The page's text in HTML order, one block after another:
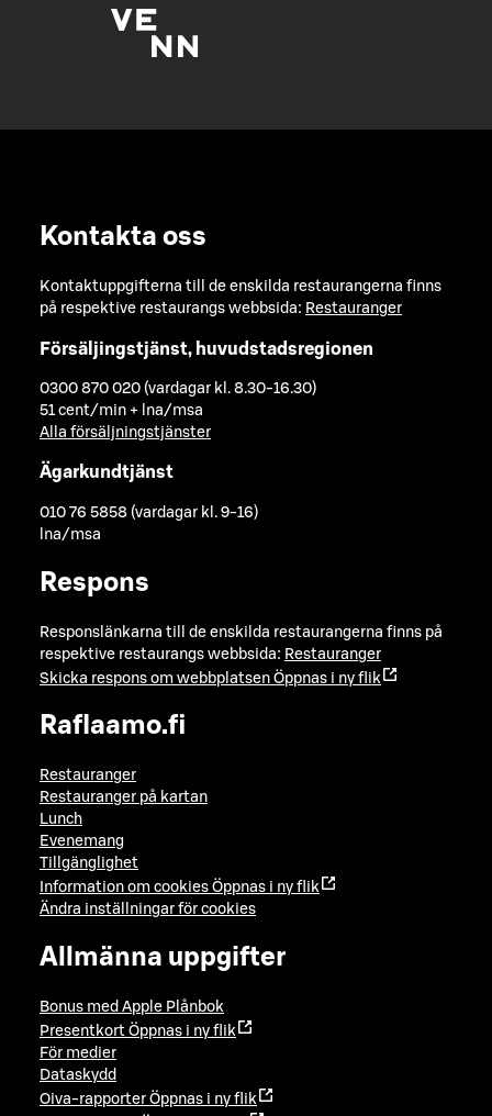
Kontakta oss
Kontaktuppgifterna till de enskilda restaurangerna finns
på respektive restaurangs webbsida: Restauranger
Försäljingstjänst, huvudstadsregionen
0300 870 020 (vardagar kl. 8.30-16.30)
51 cent/min + lna/msa
Alla försäljningstjänster
Ägarkundtjänst
010 76 5858 (vardagar kl. 9-16)
lna/msa
Respons
Responslänkarna till de enskilda restaurangerna finns på
respektive restaurangs webbsida: Restauranger
Skicka respons om webbplatsen Öppnas i ny flik
Raflaamo.fi
Restauranger
Restauranger på kartan
Lunch
Evenemang
Tillgänglighet
Information om cookies Öppnas i ny flik
Ändra inställningar för cookies
Allmänna uppgifter
Bonus med Apple Plånbok
Presentkort Öppnas i ny flik
För medier
Dataskydd
Oiva-rapporter Öppnas i ny flik